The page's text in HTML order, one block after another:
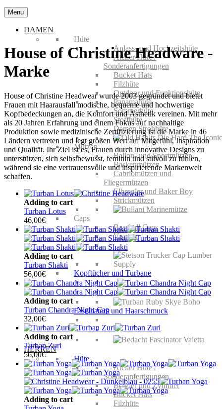
Menu
DAMEN
Hüte
Anlass- und Hochzeitshüte
Atelier Hüte /
Sonderanfertigungen
Bucket Hats
Filzhüte
Outdoor und Funktionshüte
Panamahüte
Sommerhüte
Stoffhüte
Damen Strohhüte
Mützen
Ballon- und Sportmützen
Baskenmützen
Cabriomützen und
Fliegermützen
Elbsegler und Baker Boy
Strickmützen
Caps
Baseball Caps
Visoren
Kopftücher und Turbane
Fascinators und Haarschmuck
HERREN
Hüte
Atelier Hüte /
Sonderanfertigungen
Bowler und Zylinder
Bucket Hats
Filzhüte
House of Christine Headware -
Marke
House of Christine Headwear wurde 2003 gegründet und bietet
Frauen mit Haarausfall modische, bequeme und hochwertige
Kopfbedeckungen an, die Komfort und Ästhetik vereinen. Mit mehr
als 20 Jahren Erfahrung und einem Fokus auf nachhaltige
Produktion sowie medizinische Zertifizierung ist die Marke in 46
Ländern vertreten und legt großen Wert auf Mitgefühl, Inspiration
und Qualität. Ihr Ziel ist es, Frauen durch innovative Designs zu
unterstützen, sich selbstbewusst, feminin und stilvoll zu fühlen,
während sie eine vertrauensvolle und inspirierende Markenwelt
schaffen.
Adding to cart
Turban Lotus
46,00€
Adding to cart
Turban Shakti
56,00€
Adding to cart
Turban Chandra Night Cap
32,00€
Adding to cart
Turban Zuri
56,00€
Adding to cart